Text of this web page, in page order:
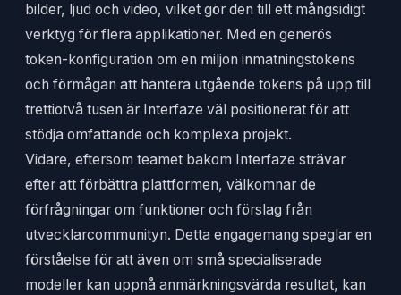
bilder, ljud och video, vilket gör den till ett mångsidigt
verktyg för flera applikationer. Med en generös
token-konfiguration om en miljon inmatningstokens
och förmågan att hantera utgående tokens på upp till
trettiotvå tusen är Interfaze väl positionerat för att
stödja omfattande och komplexa projekt.
Vidare, eftersom teamet bakom Interfaze strävar
efter att förbättra plattformen, välkomnar de
förfrågningar om funktioner och förslag från
utvecklarcommunityn. Detta engagemang speglar en
förståelse för att även om små specialiserade
modeller kan uppnå anmärkningsvärda resultat, kan